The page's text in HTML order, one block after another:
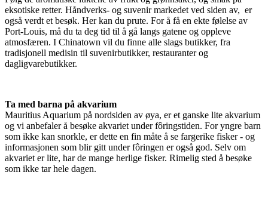
eksotiske retter. Håndverks- og suvenir markedet ved siden av, er
også verdt et besøk. Her kan du prute. For å få en ekte følelse av
Port-Louis, må du ta deg tid til å gå langs gatene og oppleve
atmosfæren. I Chinatown vil du finne alle slags butikker, fra
tradisjonell medisin til suvenirbutikker, restauranter og
dagligvarebutikker.
Ta med barna på akvarium
Mauritius Aquarium på nordsiden av øya, er et ganske lite akvarium
og vi anbefaler å besøke akvariet under fôringstiden. For yngre barn
som ikke kan snorkle, er dette en fin måte å se fargerike fisker - og
informasjonen som blir gitt under fôringen er også god. Selv om
akvariet er lite, har de mange herlige fisker. Rimelig sted å besøke
som ikke tar hele dagen.